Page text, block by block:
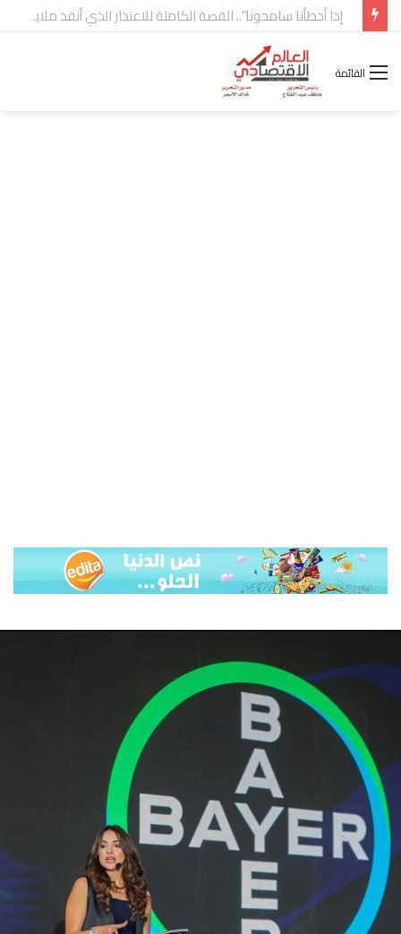
شركة “Scope Developments” تعلن تولي أحمد كمال عيسى منصب الرئيس التنفيذي للقطاع التجاري
القائمة